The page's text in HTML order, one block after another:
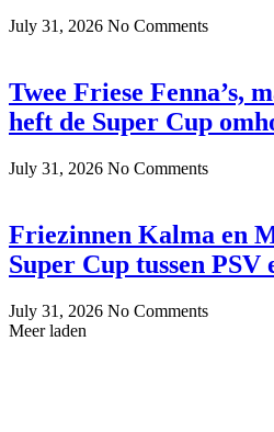
July 31, 2026 No Comments
Twee Friese Fenna’s,
heft de Super Cup
July 31, 2026 No Comments
Friezinnen Kalma en
Super Cup tussen PSV
July 31, 2026 No Comments
Meer laden